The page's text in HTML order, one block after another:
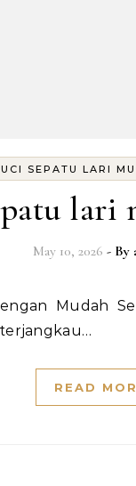
SEPATU LARI
lari
May 10, 2026 - By
READ